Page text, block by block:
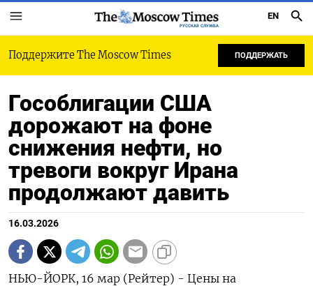
РУССКАЯ СЛУЖБА
EN
Поддержите The Moscow Times ПОДДЕРЖАТЬ
Гособлигации США
дорожают на фоне
снижения нефти, но
тревоги вокруг Ирана
продолжают давить
16.03.2026
НЬЮ-ЙОРК, 16 мар (Рейтер) - Цены на